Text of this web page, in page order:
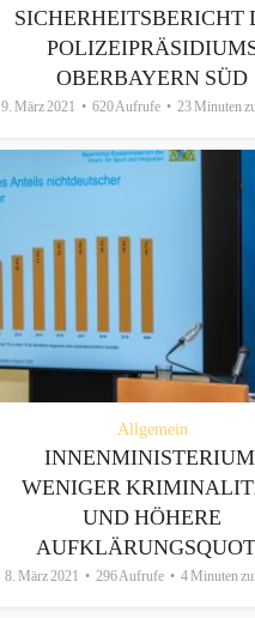
SICHERHEITSBERICHT
OBERBAYERN SÜD
9. März 2021 620 Aufrufe 23 Minuten
Allgemein
WENIGER
UND HÖHERE
8. März 2021 296 Aufrufe 4 Minuten